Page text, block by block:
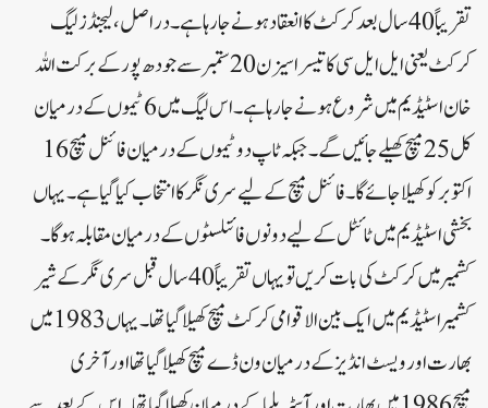
تقریباً 40 سال بعد کرکٹ کا انعقاد ہونے جا رہا ہے۔ دراصل، لیجنڈز لیگ
کرکٹ یعنی ایل ایل سی کا تیسرا سیزن 20 ستمبر سے جودھ پور کے برکت اللہ
خان اسٹیڈیم میں شروع ہونے جا رہا ہے۔ اس لیگ میں 6 ٹیموں کے درمیان
کل 25 میچ کھیلے جائیں گے۔ جبکہ ٹاپ دو ٹیموں کے درمیان فائنل میچ 16
اکتوبر کو کھیلا جائے گا۔ فائنل میچ کے لیے سری نگر کا انتخاب کیا گیا ہے۔ یہاں
بخشی اسٹیڈیم میں ٹائٹل کے لیے دونوں فائنلسٹوں کے درمیان مقابلہ ہوگا۔
کشمیر میں کرکٹ کی بات کریں تو یہاں تقریباً 40 سال قبل سری نگر کے شیر
کشمیر اسٹیڈیم میں ایک بین الاقوامی کرکٹ میچ کھیلا گیا تھا۔ یہاں 1983 میں
بھارت اور ویسٹ انڈیز کے درمیان ون ڈے میچ کھیلا گیا تھا اور آخری